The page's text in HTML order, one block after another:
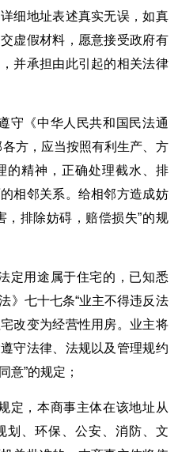
细地址表述真实无误，如真
虚假材料，愿意接受政府有
并承担由此引起的相关法律
守《中华人民共和国民法通
方，应当按照有利生产、方
的精神，正确处理截水、排
相邻关系。给相邻方造成妨
排除妨碍，赔偿损失”的规
定用途属于住宅的，已知悉
》七十七条“业主不得违反法
改变为经营性用房。业主将
守法律、法规以及管理规约
意”的规定；
定，本商事主体在该地址从
划、环保、公安、消防、文